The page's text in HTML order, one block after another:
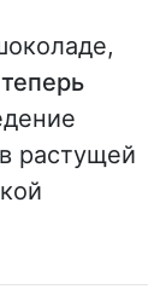
теперь
растущей